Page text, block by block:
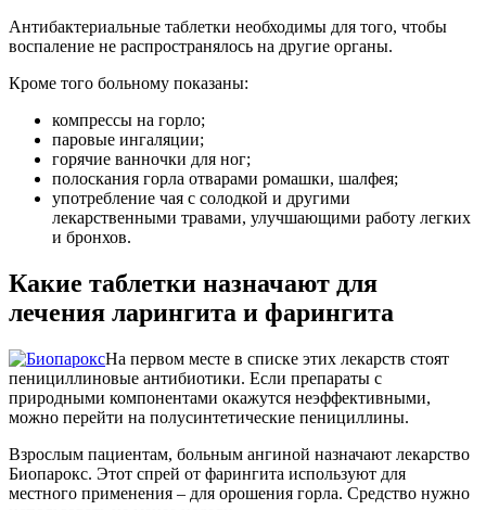
Антибактериальные таблетки необходимы для того, чтобы
воспаление не распространялось на другие органы.
Кроме того больному показаны:
компрессы на горло;
паровые ингаляции;
горячие ванночки для ног;
полоскания горла отварами ромашки, шалфея;
употребление чая с солодкой и другими
лекарственными травами, улучшающими работу легких
и бронхов.
Какие таблетки назначают для
лечения ларингита и фарингита
На первом месте в списке этих лекарств стоят
пенициллиновые антибиотики. Если препараты с
природными компонентами окажутся неэффективными,
можно перейти на полусинтетические пенициллины.
Взрослым пациентам, больным ангиной назначают лекарство
Биопарокс. Этот спрей от фарингита используют для
местного применения – для орошения горла. Средство нужно